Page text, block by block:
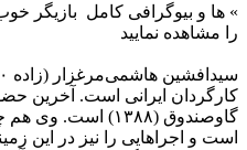
» ها و بیوگرافی کامل بازیگر
را مشاهده نمایید
کارگردان ایرانی است. آخرین
گاوصندوق (۱۳۸۸)
است و اجراهایی را نیز در این